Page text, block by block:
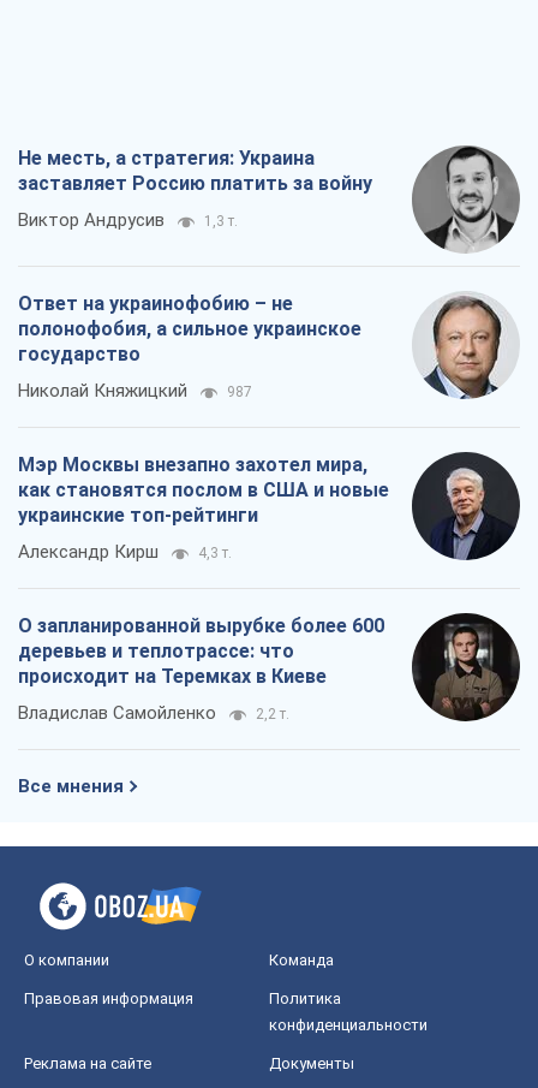
Не месть, а стратегия: Украина
заставляет Россию платить за войну
Виктор Андрусив 1,3 т.
Ответ на украинофобию – не
полонофобия, а сильное украинское
государство
Николай Княжицкий 987
Мэр Москвы внезапно захотел мира,
как становятся послом в США и новые
украинские топ-рейтинги
Александр Кирш 4,3 т.
О запланированной вырубке более 600
деревьев и теплотрассе: что
происходит на Теремках в Киеве
Владислав Самойленко 2,2 т.
Все мнения
О компании Команда
Правовая информация
Политика
конфиденциальности
Реклама на сайте Документы